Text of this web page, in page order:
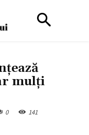
mulți
0 141